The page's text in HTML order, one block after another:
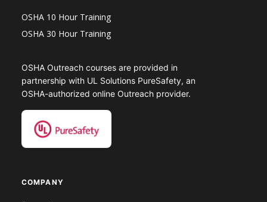
OSHA 10 Hour Training
OSHA 30 Hour Training
OSHA Outreach courses are provided in
partnership with UL Solutions PureSafety, an
OSHA-authorized online Outreach provider.
COMPANY